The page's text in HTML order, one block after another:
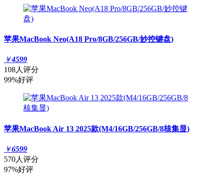
苹果MacBook Neo(A18 Pro/8GB/256GB/妙控键盘)
￥4599
108人评分
99%好评
苹果MacBook Air 13 2025款(M4/16GB/256GB/8核集显)
￥6599
570人评分
97%好评